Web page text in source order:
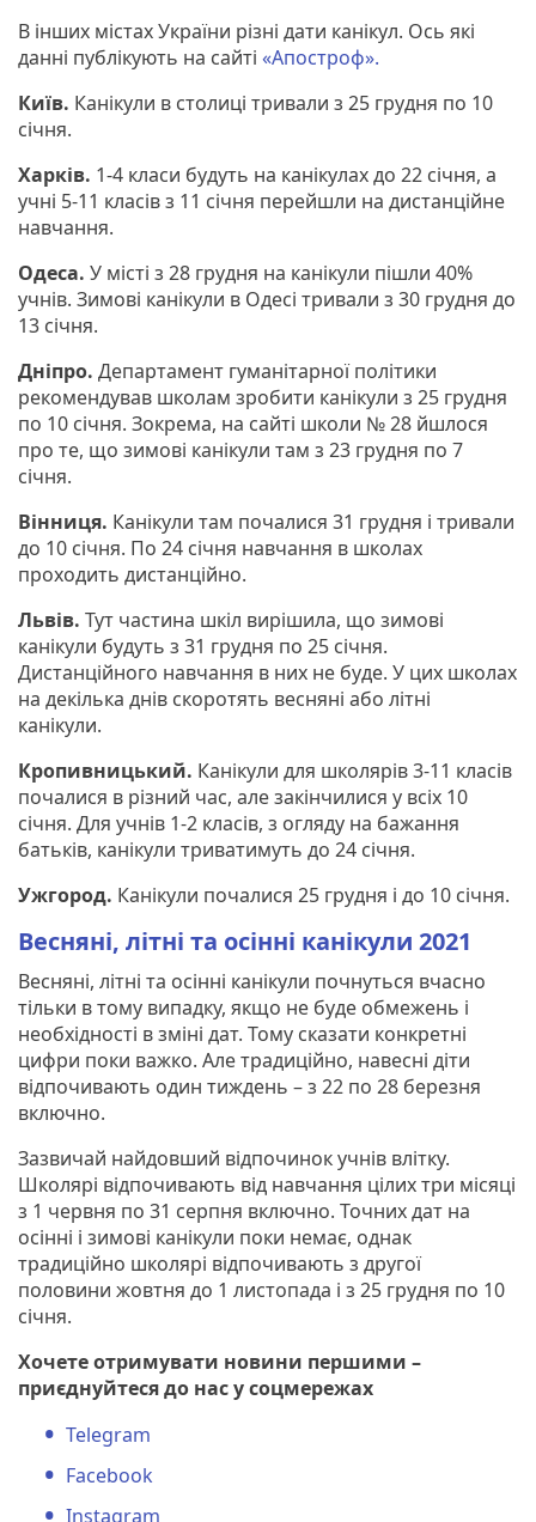
В інших містах України різні дати канікул. Ось які
данні публікують на сайті «Апостроф».
Київ. Канікули в столиці тривали з 25 грудня по 10
січня.
Харків. 1-4 класи будуть на канікулах до 22 січня, а
учні 5-11 класів з 11 січня перейшли на дистанційне
навчання.
Одеса. У місті з 28 грудня на канікули пішли 40%
учнів. Зимові канікули в Одесі тривали з 30 грудня до
13 січня.
Дніпро. Департамент гуманітарної політики
рекомендував школам зробити канікули з 25 грудня
по 10 січня. Зокрема, на сайті школи № 28 йшлося
про те, що зимові канікули там з 23 грудня по 7
січня.
Вінниця. Канікули там почалися 31 грудня і тривали
до 10 січня. По 24 січня навчання в школах
проходить дистанційно.
Львів. Тут частина шкіл вирішила, що зимові
канікули будуть з 31 грудня по 25 січня.
Дистанційного навчання в них не буде. У цих школах
на декілька днів скоротять весняні або літні
канікули.
Кропивницький. Канікули для школярів 3-11 класів
почалися в різний час, але закінчилися у всіх 10
січня. Для учнів 1-2 класів, з огляду на бажання
батьків, канікули триватимуть до 24 січня.
Ужгород. Канікули почалися 25 грудня і до 10 січня.
Весняні, літні та осінні канікули 2021
Весняні, літні та осінні канікули почнуться вчасно
тільки в тому випадку, якщо не буде обмежень і
необхідності в зміні дат. Тому сказати конкретні
цифри поки важко. Але традиційно, навесні діти
відпочивають один тиждень – з 22 по 28 березня
включно.
Зазвичай найдовший відпочинок учнів влітку.
Школярі відпочивають від навчання цілих три місяці
з 1 червня по 31 серпня включно. Точних дат на
осінні і зимові канікули поки немає, однак
традиційно школярі відпочивають з другої
половини жовтня до 1 листопада і з 25 грудня по 10
січня.
Хочете отримувати новини першими –
приєднуйтеся до нас у соцмережах
Telegram
Facebook
Instagram